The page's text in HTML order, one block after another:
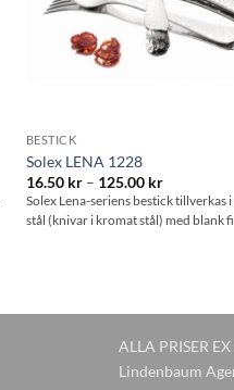
BESTICK
Solex LENA 1228
16.50 kr – 125.00 kr
16.50 kr
till
125.00 kr
Solex Lena-seriens bestick tillverkas
stål (knivar i kromat stål) med blank
ALLA PRISER
Lindenbaum